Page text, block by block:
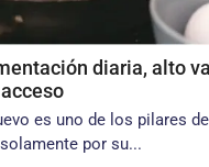
diaria, alto
es uno de los pilares
por su...